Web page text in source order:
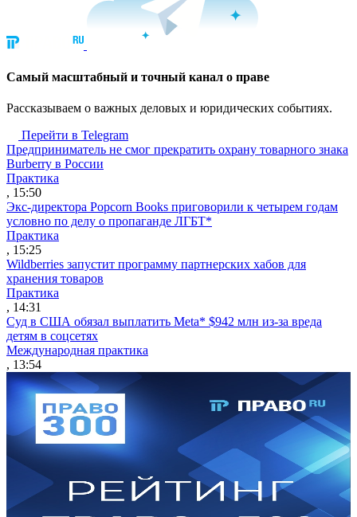
Cамый масштабный и точный канал о праве
Рассказываем о важных деловых и юридических событиях.
Перейти в Telegram
Предприниматель не смог прекратить охрану товарного знака
Burberry в России
Практика
, 15:50
Экс-директора Popcorn Books приговорили к четырем годам
условно по делу о пропаганде ЛГБТ*
Практика
, 15:25
Wildberries запустит программу партнерских хабов для
хранения товаров
Практика
, 14:31
Суд в США обязал выплатить Meta* $942 млн из-за вреда
детям в соцсетях
Международная практика
, 13:54